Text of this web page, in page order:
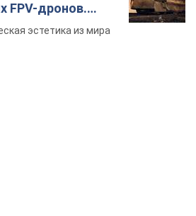
FPV-дронов.
эстетика из мира